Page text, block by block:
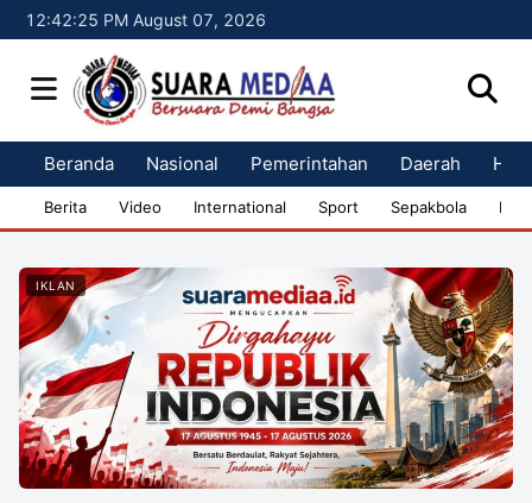
12:42:27 PM August 07, 2026
Beranda Nasional Pemerintahan Daerah
Berita Video International Sport Sepakbola
IKLAN